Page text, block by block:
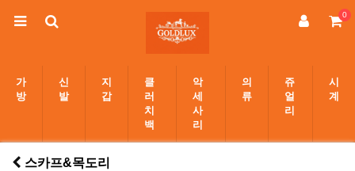
0
가
방
신
발
지
갑
클
러
치
백
악
세
사
리
의
류
쥬
얼
리
시
계
스카프&목도리